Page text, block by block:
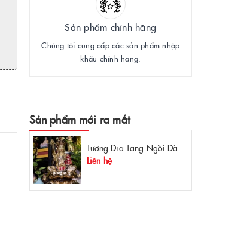
Sản phẩm chính hãng
Chúng tôi cung cấp các sản phẩm nhập
khẩu chính hãng.
Sản phẩm mới ra mắt
Liên hệ